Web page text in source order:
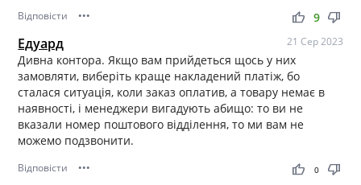
Відповісти ••• thumb_up thumb_down
9
Едуард 21 Сер 2023
Дивна контора. Якщо вам прийдеться щось у них
замовляти, виберіть краще накладений платіж, бо
сталася ситуація, коли заказ оплатив, а товару немає в
наявності, і менеджери вигадують абищо: то ви не
вказали номер поштового відділення, то ми вам не
можемо подзвонити.
Відповісти ••• thumb_up thumb_down
0